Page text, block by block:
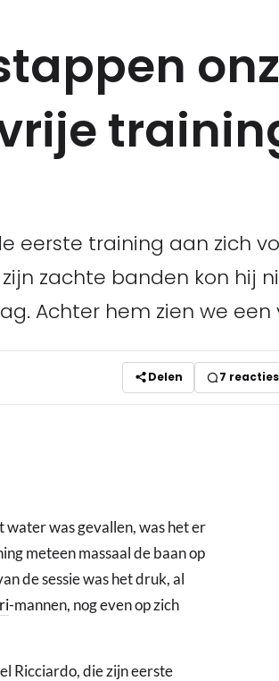
eerste training aan zich
zachte banden kon hij
Achter hem zien we
Delen 7 reacties
was gevallen, was het er
meteen massaal de baan op
de sessie was het druk, al
-mannen, nog even op zich
Ricciardo, die zijn eerste